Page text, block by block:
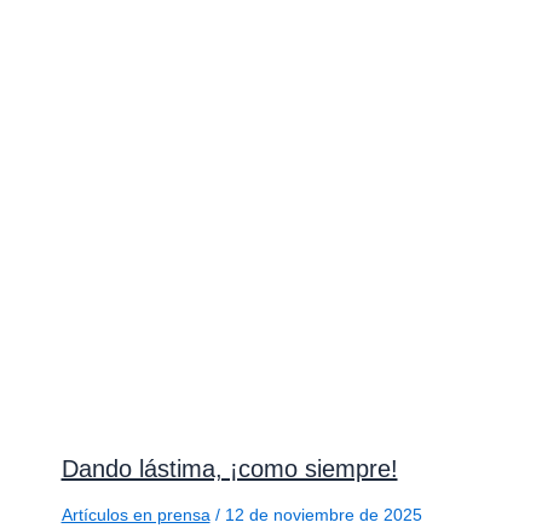
Dando lástima, ¡como siempre!
Artículos en prensa / 12 de noviembre de 2025